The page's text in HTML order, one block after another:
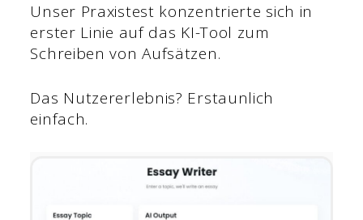
Unser Praxistest konzentrierte sich in
erster Linie auf das KI-Tool zum
Schreiben von Aufsätzen.
Das Nutzererlebnis? Erstaunlich
einfach.